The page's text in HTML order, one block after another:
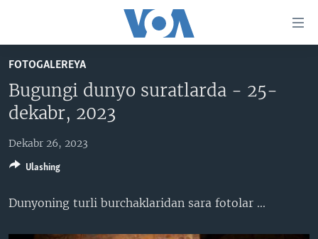
boring
Boshiga
Qidiruvga
o'ting
AMERIKA
MARKAZIY OSIYO
MULTIMEDIA
FOTOGALEREYA
Bugungi dunyo suratlarda - 25-
dekabr, 2023
Dekabr 26, 2023
Dunyoning turli burchaklaridan sara fotolar​ ...
Ulashing